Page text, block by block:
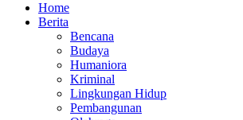
Home
Berita
Bencana
Budaya
Humaniora
Kriminal
Lingkungan Hidup
Pembangunan